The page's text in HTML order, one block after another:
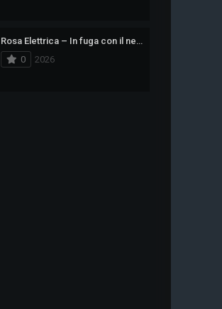
Rosa Elettrica – In fuga con il nemico
0
2026